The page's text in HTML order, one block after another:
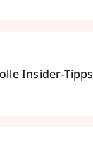
Insider-Tipps